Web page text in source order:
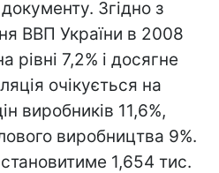
Згідно з
ВВП України в 2008
рівні 7,2% і досягне
очікується на
виробників 11,6%,
виробництва 9%.
1,654 тис.